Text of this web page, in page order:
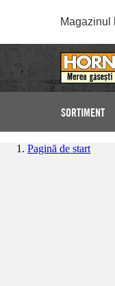
Magazinul
SORTIMENT
Pagină de start